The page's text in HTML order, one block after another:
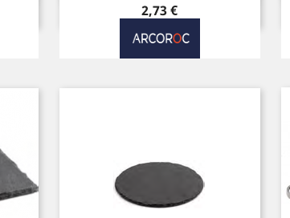
Preço
2,73 €